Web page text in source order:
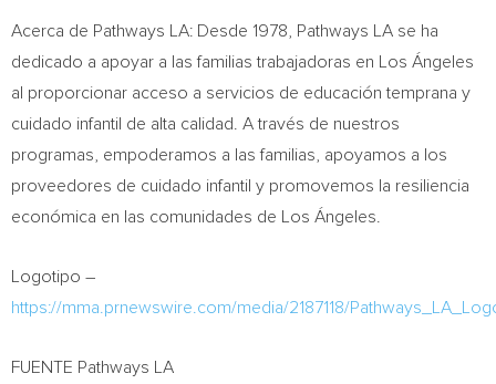
Acerca de Pathways LA: Desde 1978, Pathways LA se ha
dedicado a apoyar a las familias trabajadoras en Los Ángeles
al proporcionar acceso a servicios de educación temprana y
cuidado infantil de alta calidad. A través de nuestros
programas, empoderamos a las familias, apoyamos a los
proveedores de cuidado infantil y promovemos la resiliencia
económica en las comunidades de Los Ángeles.
Logotipo –
https://mma.prnewswire.com/media/2187118/
FUENTE Pathways LA